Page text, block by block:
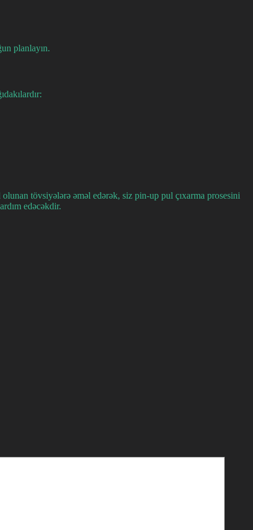
planlayın.
tövsiyələrə əməl edərək, siz pin-up pul çıxarma prosesini
edəcəkdir.